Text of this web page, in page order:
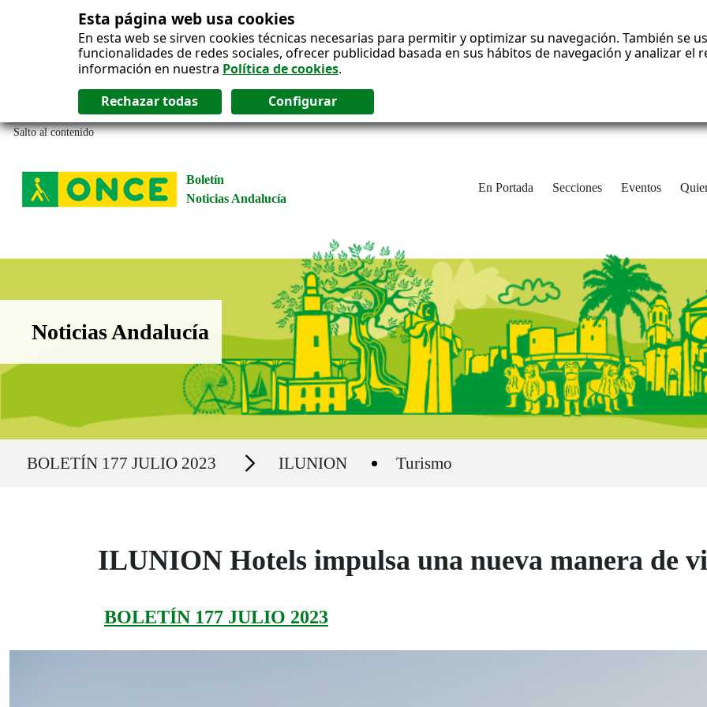
Esta página web usa cookies
En esta web se sirven cookies técnicas necesarias para permitir y optimizar su navegación. También se
funcionalidades de redes sociales, ofrecer publicidad basada en sus hábitos de navegación y analizar
información en nuestra Política de cookies.
Salto al contenido
Boletín
Noticias Andalucía
En Portada Secciones Eventos
Boletín Noticias Andalucía
Noticias Andalucía
BOLETÍN 177 JULIO 2023 Secciones ILUNION Turismo
ILUNION Hotels impulsa una nueva manera de
BOLETÍN 177 JULIO 2023